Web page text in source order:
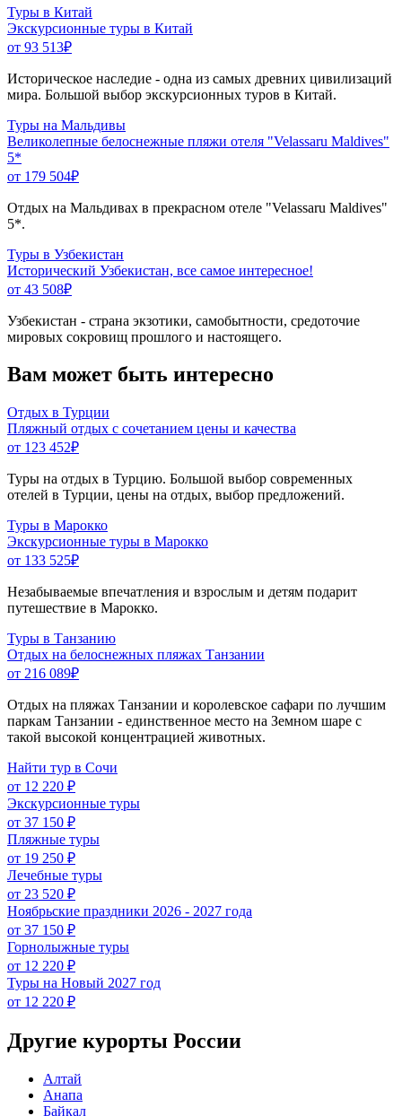
Туры в Китай
Экскурсионные туры в Китай
от 93 513₽
Историческое наследие - одна из самых древних цивилизаций
мира. Большой выбор экскурсионных туров в Китай.
Туры на Мальдивы
Великолепные белоснежные пляжи отеля "Velassaru Maldives"
5*
от 179 504₽
Отдых на Мальдивах в прекрасном отеле "Velassaru Maldives"
5*.
Туры в Узбекистан
Исторический Узбекистан, все самое интересное!
от 43 508₽
Узбекистан - страна экзотики, самобытности, средоточие
мировых сокровищ прошлого и настоящего.
Вам может быть интересно
Отдых в Турции
Пляжный отдых с сочетанием цены и качества
от 123 452₽
Туры на отдых в Турцию. Большой выбор современных
отелей в Турции, цены на отдых, выбор предложений.
Туры в Марокко
Экскурсионные туры в Марокко
от 133 525₽
Незабываемые впечатления и взрослым и детям подарит
путешествие в Марокко.
Туры в Танзанию
Отдых на белоснежных пляжах Танзании
от 216 089₽
Отдых на пляжах Танзании и королевское сафари по лучшим
паркам Танзании - единственное место на Земном шаре с
такой высокой концентрацией животных.
Найти тур в Сочи
от 12 220 ₽
Экскурсионные туры
от 37 150 ₽
Пляжные туры
от 19 250 ₽
Лечебные туры
от 23 520 ₽
Ноябрьские праздники 2026 - 2027 года
от 37 150 ₽
Горнолыжные туры
от 12 220 ₽
Туры на Новый 2027 год
от 12 220 ₽
Другие курорты России
Алтай
Анапа
Байкал